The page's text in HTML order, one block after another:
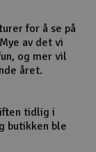
for å se på
av det vi
og mer vil
året.
tidlig i
butikken ble